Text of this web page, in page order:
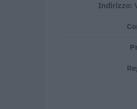
Indirizzo: